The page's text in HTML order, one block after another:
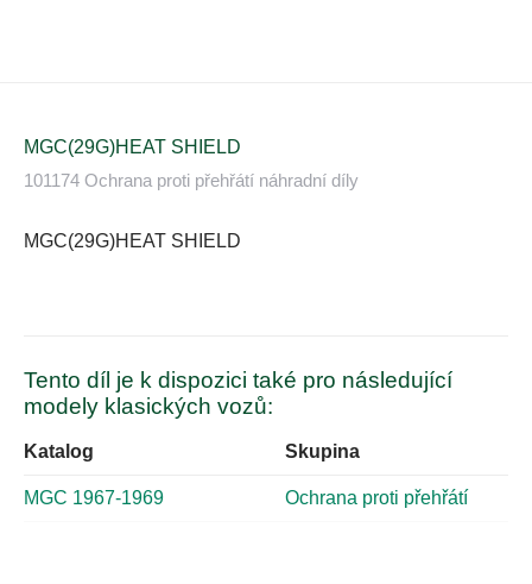
MGC(29G)HEAT SHIELD
101174 Ochrana proti přehřátí náhradní díly
MGC(29G)HEAT SHIELD
Tento díl je k dispozici také pro následující
modely klasických vozů:
Katalog Skupina
MGC 1967-1969 Ochrana proti přehřátí